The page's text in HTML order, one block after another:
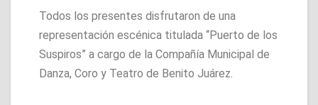
Todos los presentes disfrutaron de una
representación escénica titulada “Puerto de los
Suspiros” a cargo de la Compañía Municipal de
Danza, Coro y Teatro de Benito Juárez.